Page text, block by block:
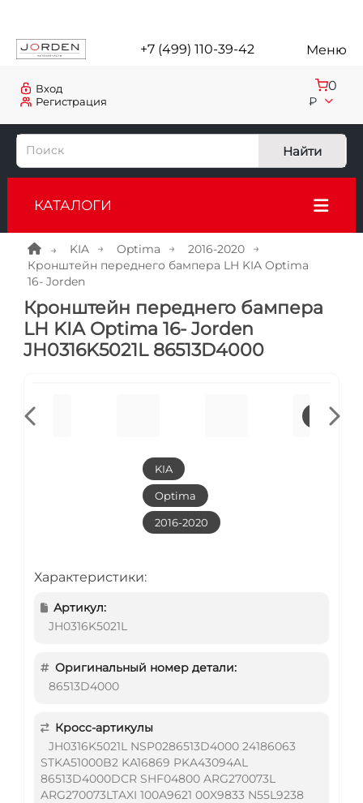
+7 (499) 110-39-42 Меню
Регистрация
Вход 0
₽
Найти
КАТАЛОГИ
KIA Optima
2016-2020
Кронштейн переднего бампера LH KIA Optima
16- Jorden
Кронштейн переднего бампера
LH KIA Optima 16- Jorden
JH0316K5021L 86513D4000
KIA
Optima
2016-2020
Характеристики:
Артикул:
JH0316K5021L
Оригинальный номер детали:
86513D4000
Кросс-артикулы
JH0316K5021L NSP0286513D4000 24186063
STKA51000B2 KA16869 PKA43094AL
86513D4000DCR SHF04800 ARG270073L
ARG270073LTAXI 100A9621 00X9833 N55L9238